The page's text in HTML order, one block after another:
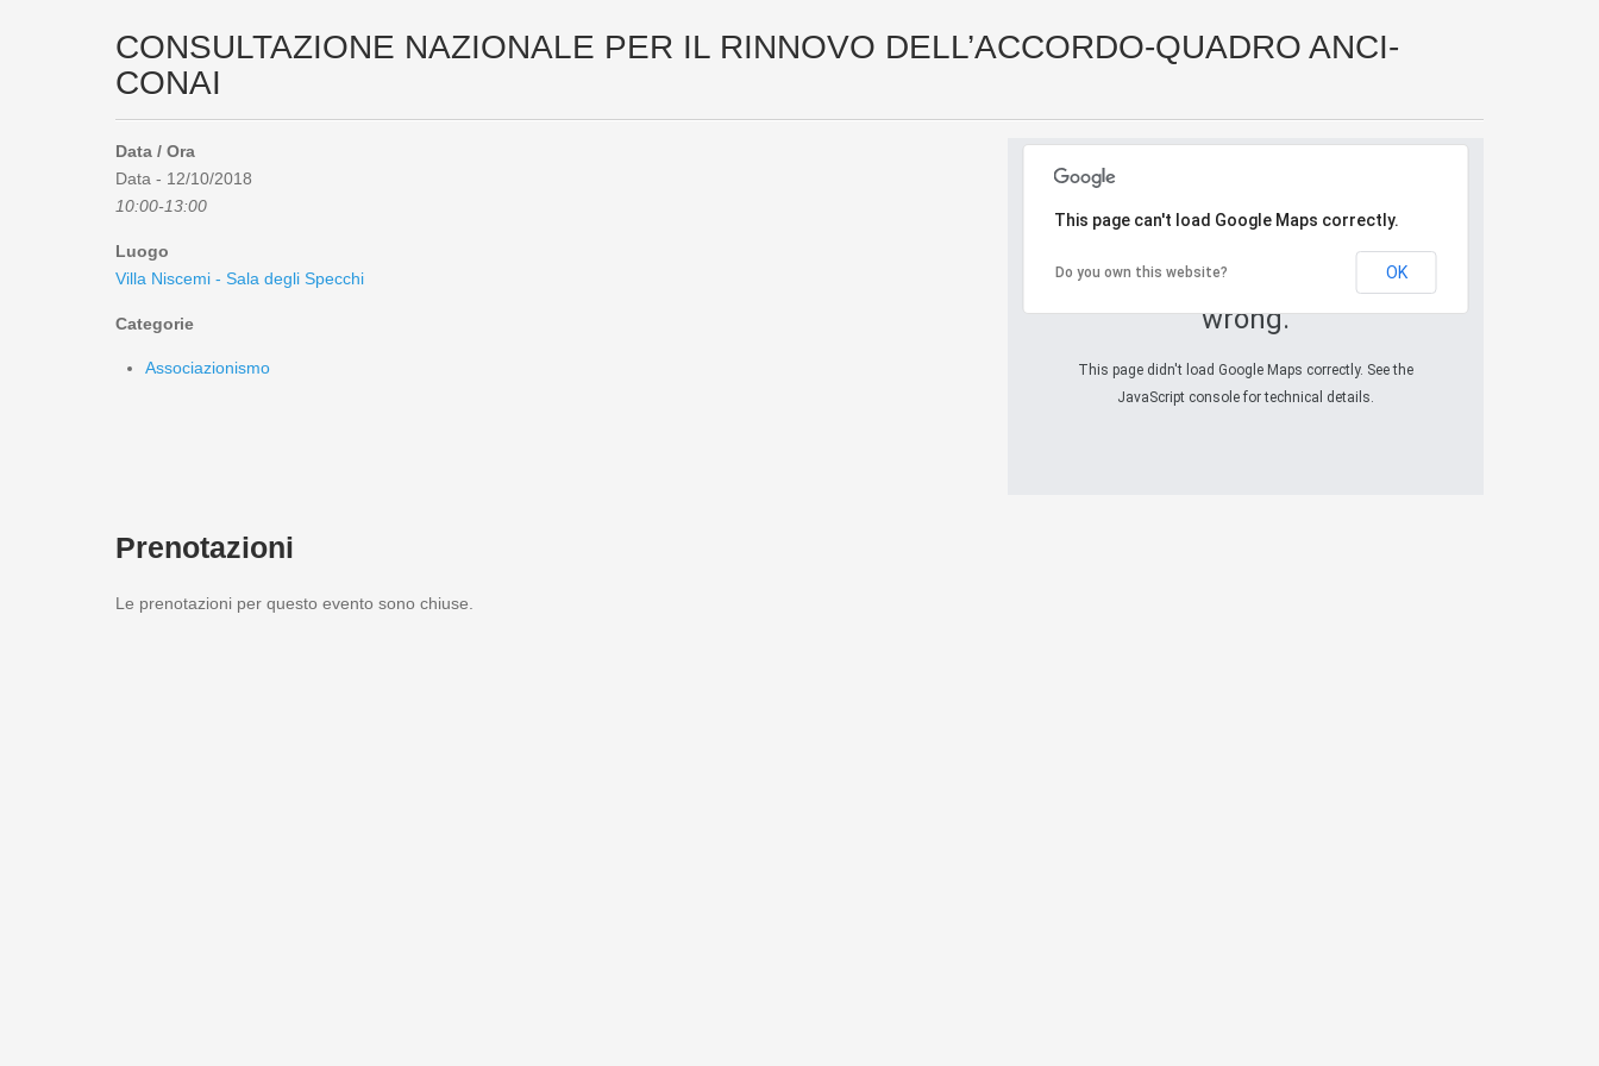
CONSULTAZIONE NAZIONALE PER IL RINNOVO DELL’ACCORDO-QUADRO ANCI-
CONAI
Oops! Something went
wrong.
This page didn't load Google Maps correctly. See the
JavaScript console for technical details.
This page can't load Google Maps correctly.
Do you own this website? OK
Data / Ora
Data - 12/10/2018
10:00-13:00
Luogo
Villa Niscemi - Sala degli Specchi
Categorie
Associazionismo
Prenotazioni
Le prenotazioni per questo evento sono chiuse.